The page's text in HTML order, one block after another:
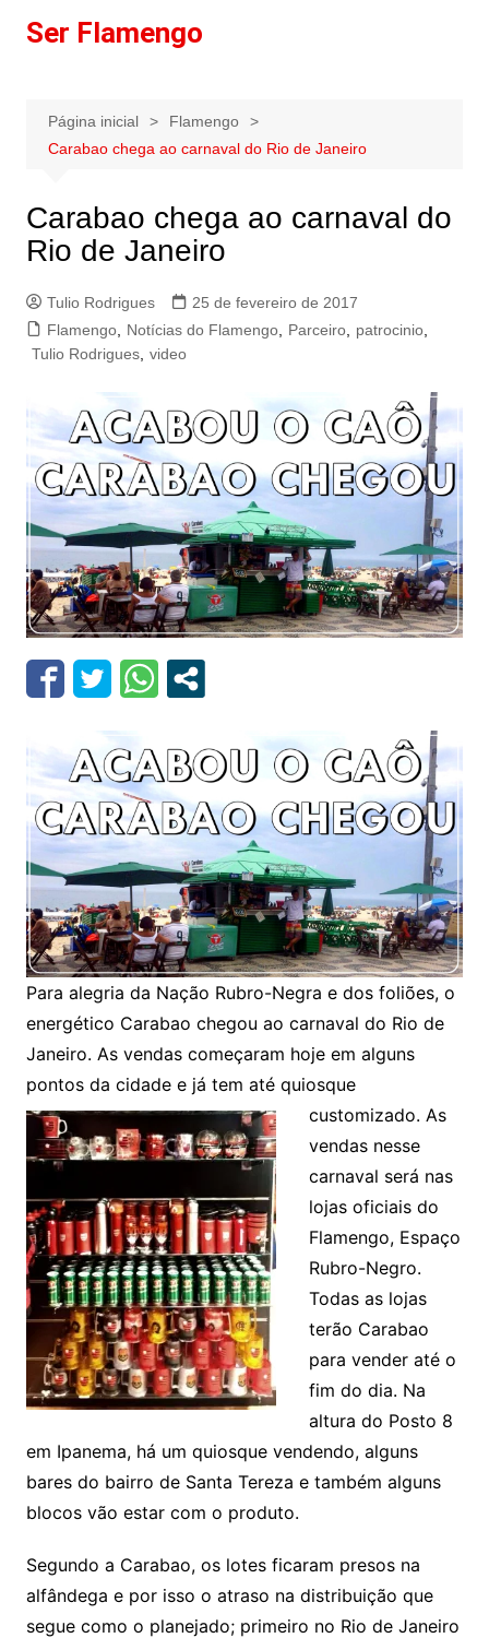
paraSer Flamengo
Página inicial
Flamengo
Carabao chega ao carnaval do Rio de Janeiro
Carabao chega ao carnaval do
Rio de Janeiro
Tulio Rodrigues
25 de fevereiro de 2017
Flamengo, Notícias do Flamengo, Parceiro, patrocinio,
Tulio Rodrigues, video
Para alegria da Nação Rubro-Negra e dos foliões, o
energético Carabao chegou ao carnaval do Rio de
Janeiro. As vendas começaram hoje em alguns
pontos da cidade e já tem até quiosque
customizado. As
vendas nesse
carnaval será nas
lojas oficiais do
Flamengo, Espaço
Rubro-Negro.
Todas as lojas
terão Carabao
para vender até o
fim do dia. Na
altura do Posto 8
em Ipanema, há um quiosque vendendo, alguns
bares do bairro de Santa Tereza e também alguns
blocos vão estar com o produto.
Segundo a Carabao, os lotes ficaram presos na
alfândega e por isso o atraso na distribuição que
segue como o planejado; primeiro no Rio de Janeiro